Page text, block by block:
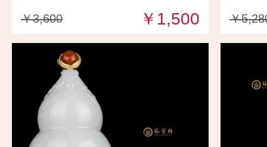
￥3,600 ￥1,500 ￥